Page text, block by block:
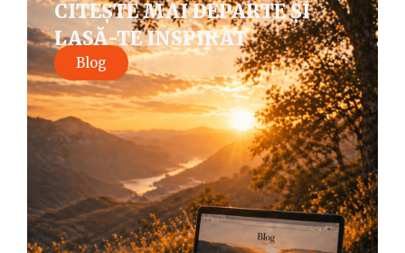
CITEȘTE MAI DEPARTE ȘI
LASĂ-TE INSPIRAT
Blog